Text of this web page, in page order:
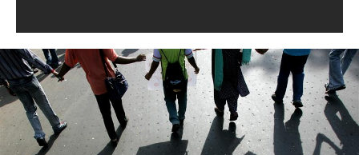
#India.jpg